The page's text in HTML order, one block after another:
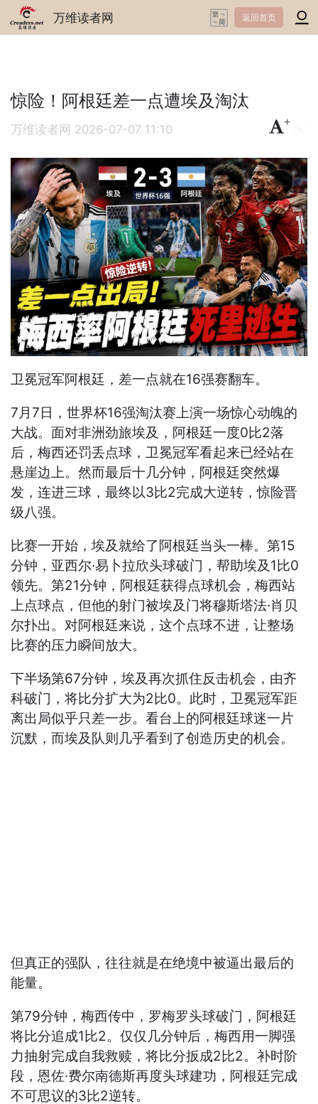
万维读者网 返回首页
惊险！阿根廷差一点遭埃及淘汰
万维读者网 2026-07-07 11:10
+
卫冕冠军阿根廷，差一点就在16强赛翻车。
7月7日，世界杯16强淘汰赛上演一场惊心动魄的
大战。面对非洲劲旅埃及，阿根廷一度0比2落
后，梅西还罚丢点球，卫冕冠军看起来已经站在
悬崖边上。然而最后十几分钟，阿根廷突然爆
发，连进三球，最终以3比2完成大逆转，惊险晋
级八强。
比赛一开始，埃及就给了阿根廷当头一棒。第15
分钟，亚西尔·易卜拉欣头球破门，帮助埃及1比0
领先。第21分钟，阿根廷获得点球机会，梅西站
上点球点，但他的射门被埃及门将穆斯塔法·肖贝
尔扑出。对阿根廷来说，这个点球不进，让整场
比赛的压力瞬间放大。
下半场第67分钟，埃及再次抓住反击机会，由齐
科破门，将比分扩大为2比0。此时，卫冕冠军距
离出局似乎只差一步。看台上的阿根廷球迷一片
沉默，而埃及队则几乎看到了创造历史的机会。
但真正的强队，往往就是在绝境中被逼出最后的
能量。
第79分钟，梅西传中，罗梅罗头球破门，阿根廷
将比分追成1比2。仅仅几分钟后，梅西用一脚强
力抽射完成自我救赎，将比分扳成2比2。补时阶
段，恩佐·费尔南德斯再度头球建功，阿根廷完成
不可思议的3比2逆转。